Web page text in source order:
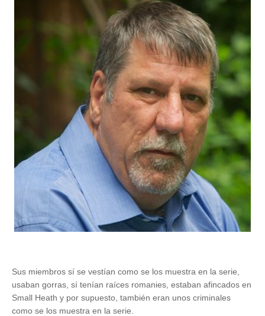
Sus miembros sí se vestían como se los muestra en la serie,
usaban gorras, sí tenían raíces romanies, estaban afincados en
Small Heath y por supuesto, también eran unos criminales
como se los muestra en la serie.